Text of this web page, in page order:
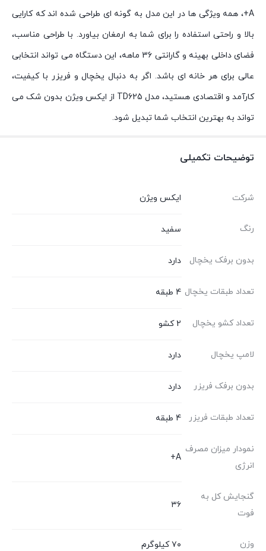
A+، همه ویژگی ها در این مدل به گونه ای طراحی شده اند که کارایی
بالا و راحتی استفاده را برای شما به ارمغان بیاورد. با طراحی مناسب،
فضای داخلی بهینه و گارانتی 36 ماهه، این دستگاه می تواند انتخابی
عالی برای هر خانه ای باشد. اگر به دنبال یخچال و فریزر با کیفیت،
کارآمد و اقتصادی هستید، مدل TD625 از ایکس ویژن بدون شک می
تواند به بهترین انتخاب شما تبدیل شود.
توضیحات تکمیلی
شرکت ایکس ویژن
رنگ سفید
بدون برفک یخچال دارد
تعداد طبقات یخچال 4 طبقه
تعداد کشو یخچال 2 کشو
لامپ یخچال دارد
بدون برفک فریزر دارد
تعداد طبقات فریزر 4 طبقه
نمودار میزان مصرف
انرژی
A+
گنجایش کل به
فوت
۳۶
وزن ۷۰ کیلوگرم